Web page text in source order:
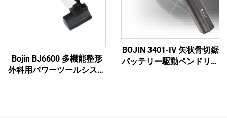
Bojin BJ6600 多機能整形
外科用パワーツールシステ
BOJIN 3401-IV 矢状骨切鋸
バッテリー駆動ペンドリル